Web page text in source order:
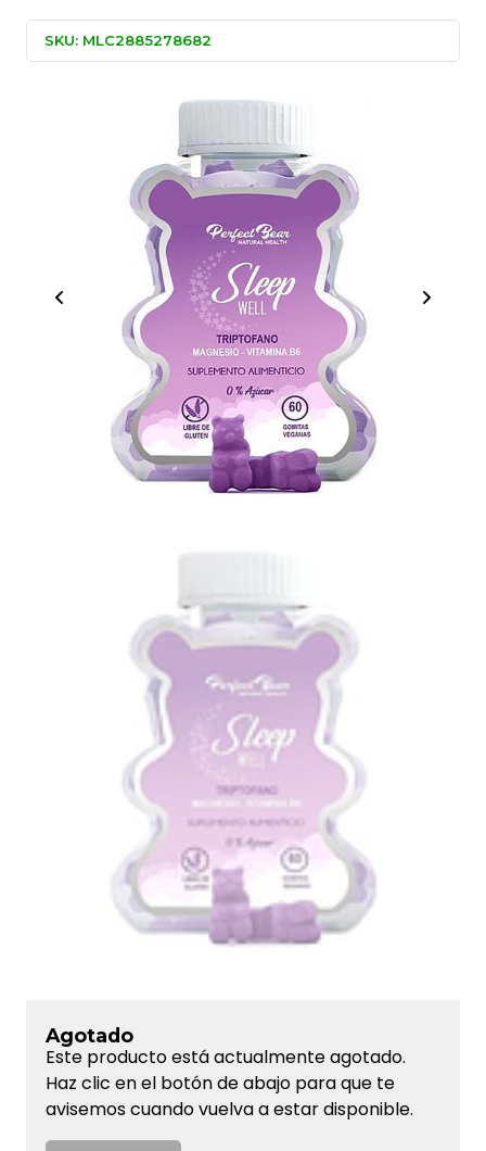
SKU: MLC2885278682
Agotado
Este producto está actualmente agotado.
Haz clic en el botón de abajo para que te
avisemos cuando vuelva a estar disponible.